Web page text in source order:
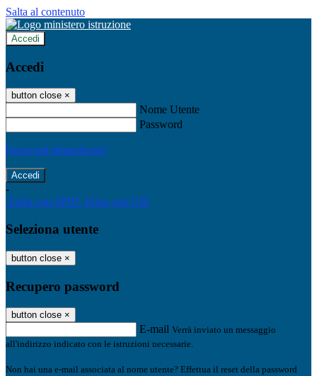
Salta al contenuto
Accedi
Accedi
button close ×
Nome Utente
Password
Password dimenticata?
-
Entra con SPID Entra con CIE
Seleziona utente
button close ×
Recupero password
button close ×
E-mail Verrà inviato un messaggio
all'indirizzo indicato con le istruzioni necessarie.
Non hai una e-mail associata al nome utente? Effettua il reset della password